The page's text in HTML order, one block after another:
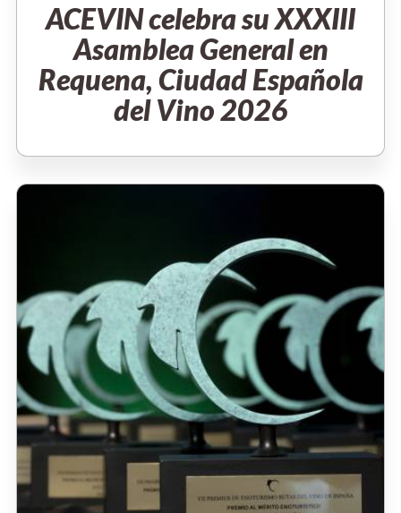
ACEVIN celebra su XXXIII
Asamblea General en
Requena, Ciudad Española
del Vino 2026